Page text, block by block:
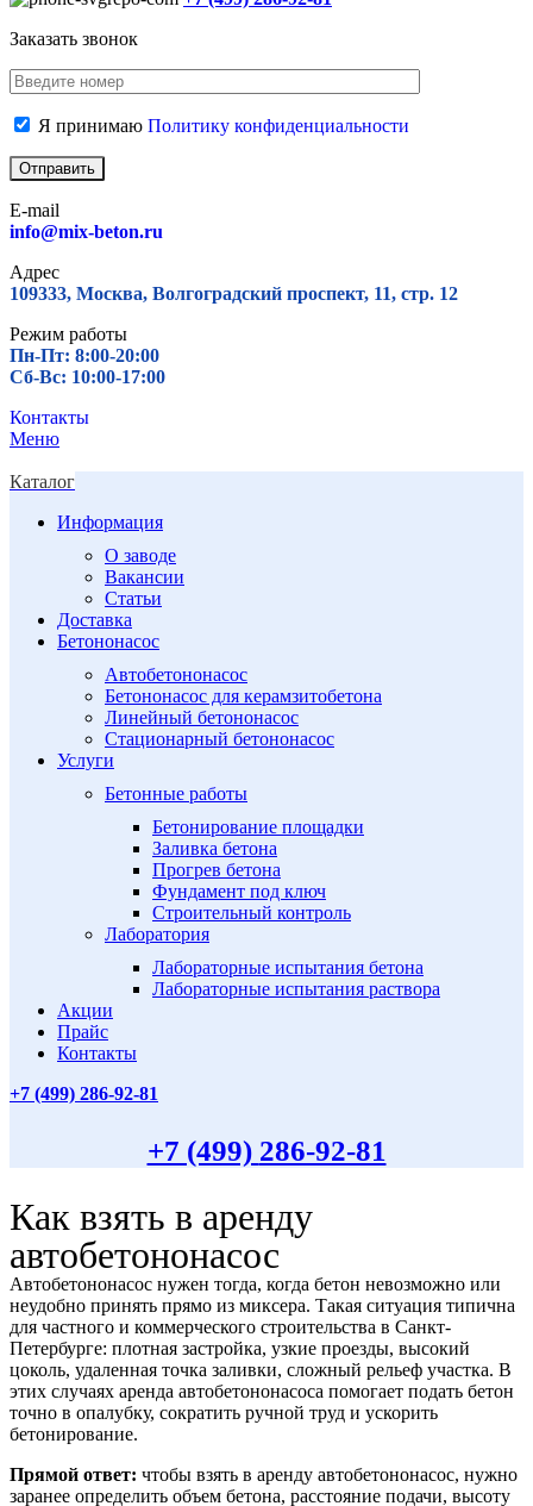
Заказать звонок
Я принимаю Политику конфиденциальности
E-mail
info@mix-beton.ru
Адрес
109333, Москва, Волгоградский проспект, 11, стр. 12
Режим работы
Пн-Пт: 8:00-20:00
Сб-Вс: 10:00-17:00
Контакты
Меню
Каталог
Информация
О заводе
Вакансии
Статьи
Доставка
Бетононасос
Автобетононасос
Бетононасос для керамзитобетона
Линейный бетононасос
Стационарный бетононасос
Услуги
Бетонные работы
Бетонирование площадки
Заливка бетона
Прогрев бетона
Фундамент под ключ
Строительный контроль
Лаборатория
Лабораторные испытания бетона
Лабораторные испытания раствора
Акции
Прайс
Контакты
+7 (499) 286-92-81
+7 (499) 286-92-81
Как взять в аренду
автобетононасос
Автобетононасос нужен тогда, когда бетон невозможно или
неудобно принять прямо из миксера. Такая ситуация типична
для частного и коммерческого строительства в Санкт-
Петербурге: плотная застройка, узкие проезды, высокий
цоколь, удаленная точка заливки, сложный рельеф участка. В
этих случаях аренда автобетононасоса помогает подать бетон
точно в опалубку, сократить ручной труд и ускорить
бетонирование.
Прямой ответ: чтобы взять в аренду автобетононасос, нужно
заранее определить объем бетона, расстояние подачи, высоту